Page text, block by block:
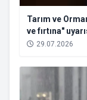
Tarım ve
ve fırtına"
29.07.2026